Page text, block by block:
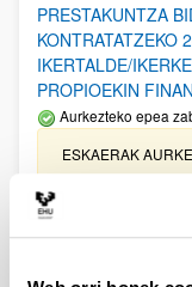
PRESTAKUNTZA
KONTRATATZEKO
IKERTALDE/
PROPIOEKIN
Aurkezteko epea
ESKAERAK
UPV/EHUn
erosi eta berritzeko